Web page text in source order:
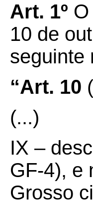
Art. 1º
10 de
seguinte
“Art. 10
(...)
IX –
GF-4), e
Grosso